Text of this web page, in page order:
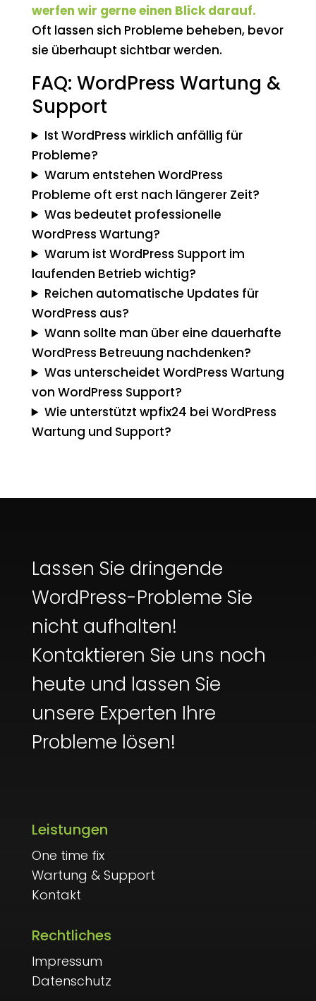
werfen wir gerne einen Blick darauf.
Oft lassen sich Probleme beheben, bevor
sie überhaupt sichtbar werden.
FAQ: WordPress Wartung &
Support
Ist WordPress wirklich anfällig für
Probleme?
Warum entstehen WordPress
Probleme oft erst nach längerer Zeit?
Was bedeutet professionelle
WordPress Wartung?
Warum ist WordPress Support im
laufenden Betrieb wichtig?
Reichen automatische Updates für
WordPress aus?
Wann sollte man über eine dauerhafte
WordPress Betreuung nachdenken?
Was unterscheidet WordPress Wartung
von WordPress Support?
Wie unterstützt wpfix24 bei WordPress
Wartung und Support?
Lassen Sie dringende
WordPress-Probleme Sie
nicht aufhalten!
Kontaktieren Sie uns noch
heute und lassen Sie
unsere Experten Ihre
Probleme lösen!
Leistungen
One time fix
Wartung & Support
Kontakt
Rechtliches
Impressum
Datenschutz